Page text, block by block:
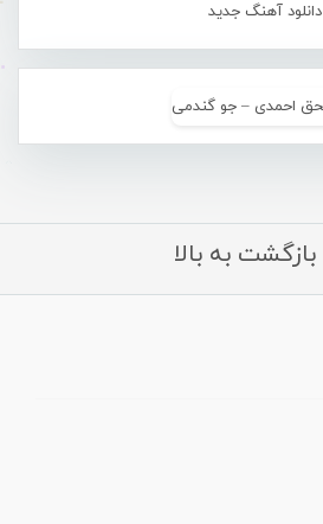
دانلود آهنگ جدید
بازگشت به بالا